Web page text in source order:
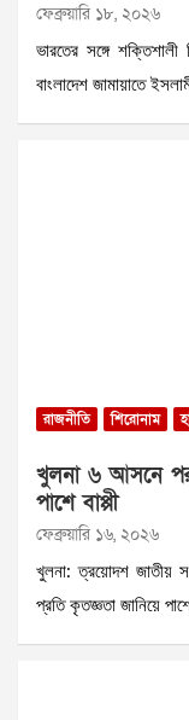
ফেব্রুয়ারি ১৮, ২০২৬
ভারতের সঙ্গে শক্তিশালী
বাংলাদেশ জামায়াতে
রাজনীতি শিরোনাম
খুলনা ৬ আসনে
পাশে বাপ্পী
ফেব্রুয়ারি ১৬, ২০২৬
খুলনা: ত্রয়োদশ জাতীয়
প্রতি কৃতজ্ঞতা জানিয়ে